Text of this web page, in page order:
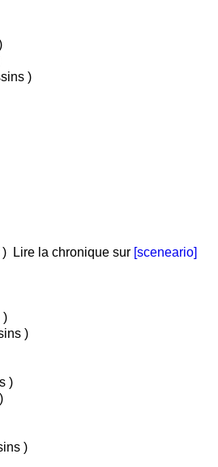
)
( Textes, Dessins )
) Lire la chronique sur [sceneario]
)
Textes, Dessins )
)
)
Dessins )